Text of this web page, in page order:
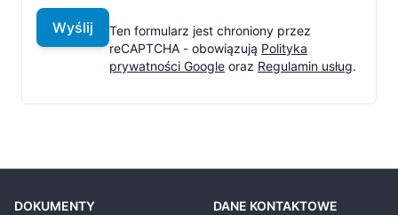
Wyślij
Ten formularz jest chroniony przez
reCAPTCHA - obowiązują Polityka
prywatności Google oraz Regulamin usług.
DOKUMENTY DANE KONTAKTOWE